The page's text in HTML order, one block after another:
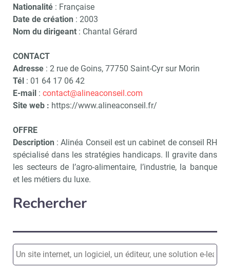
Nationalité : Française
Date de création : 2003
Nom du dirigeant : Chantal Gérard
CONTACT
Adresse : 2 rue de Goins, 77750 Saint-Cyr sur Morin
Tél : 01 64 17 06 42
E-mail : contact@alineaconseil.com
Site web : https://www.alineaconseil.fr/
OFFRE
Description : Alinéa Conseil est un cabinet de conseil RH
spécialisé dans les stratégies handicaps. Il gravite dans
les secteurs de l’agro-alimentaire, l’industrie, la banque
et les métiers du luxe.
Rechercher